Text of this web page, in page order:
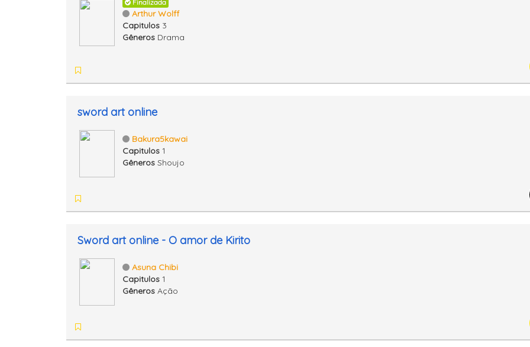
Finalizada
Arthur Wolff
Capitulos 3
Gêneros Drama
sword art online
Bakura5kawai
Capitulos 1
Gêneros Shoujo
Sword art online - O amor de Kirito
Asuna Chibi
Capitulos 1
Gêneros Ação